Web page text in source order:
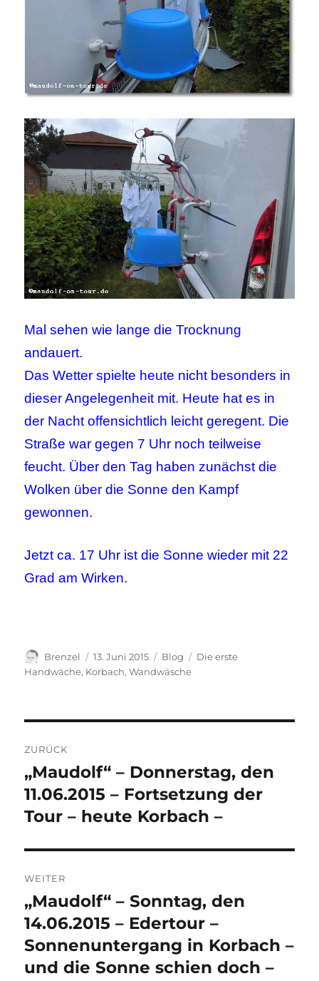
Mal sehen wie lange die Trocknung
andauert.
Das Wetter spielte heute nicht besonders in
dieser Angelegenheit mit. Heute hat es in
der Nacht offensichtlich leicht geregent. Die
Straße war gegen 7 Uhr noch teilweise
feucht. Über den Tag haben zunächst die
Wolken über die Sonne den Kampf
gewonnen.
Jetzt ca. 17 Uhr ist die Sonne wieder mit 22
Grad am Wirken.
Autor
Brenzel
Veröffentlicht
am
13. Juni 2015 Kategorien
Blog Schlagwörter
Die erste
Handwäche, Korbach,Wandwäsche
ZURÜCK
Vorheriger
Beitrag:
„Maudolf“ – Donnerstag, den
11.06.2015 – Fortsetzung der
Tour – heute Korbach –
WEITER
Nächster
Beitrag:
„Maudolf“ – Sonntag, den
14.06.2015 – Edertour –
Sonnenuntergang in Korbach –
und die Sonne schien doch –